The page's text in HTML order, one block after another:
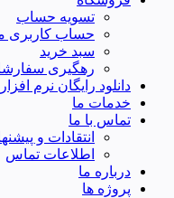
تسویه حساب
حساب کاربری
سبد خرید
رهگیری
دانلود رایگان نرم
خدمات ما
تماس با ما
انتقادات و
اطلاعات تماس
درباره ما
پروژه ها